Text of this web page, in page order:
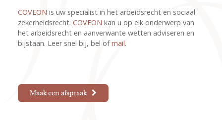
COVEON is uw specialist in het arbeidsrecht en sociaal
zekerheidsrecht. COVEON kan u op elk onderwerp van
het arbeidsrecht en aanverwante wetten adviseren en
bijstaan. Leer snel bij, bel ofmail.
Maak een afspraak